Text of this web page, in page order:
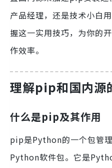
产品经理，还是技术小白
握这一实用技巧，为你的
作效率。
理解pip和国内源
什么是pip及其作用
pip是Python的一个包管
Python软件包。它是